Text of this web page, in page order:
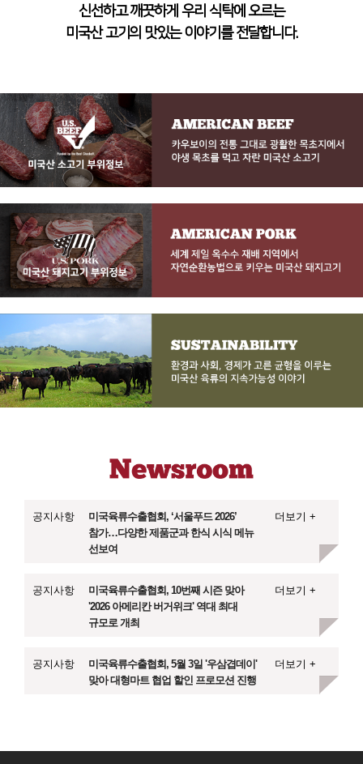
신선하고 깨끗하게 우리 식탁에 오르는
미국산 고기의 맛있는 이야기를 전달합니다.
공지사항
미국육류수출협회, ‘서울푸드 2026’
참가…다양한 제품군과 한식 시식 메뉴
선보여
더보기 +
공지사항
미국육류수출협회, 10번째 시즌 맞아
'2026 아메리칸 버거위크' 역대 최대
규모로 개최
더보기 +
공지사항
미국육류수출협회, 5월 3일 '우삼겹데이'
맞아 대형마트 협업 할인 프로모션 진행
더보기 +